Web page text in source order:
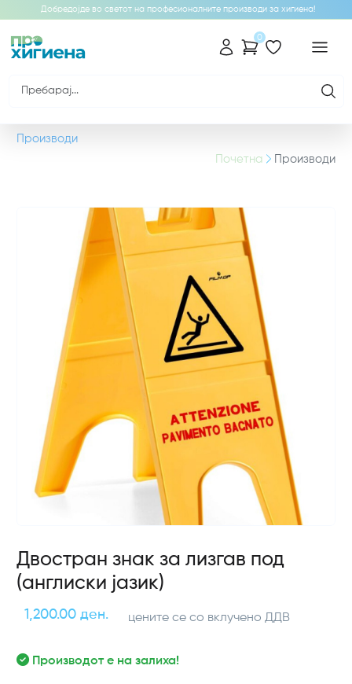
Добредојде во светот на професионалните производи за хигиена!
0
Производи
Почетна
Производи
Двостран знак за лизгав под
(англиски јазик)
1,200.00 ден. цените се со вклучено ДДВ
Производот е на залиха!